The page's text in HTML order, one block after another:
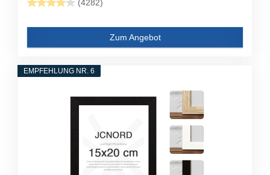
(4282)
Zum Angebot
EMPFEHLUNG NR. 6